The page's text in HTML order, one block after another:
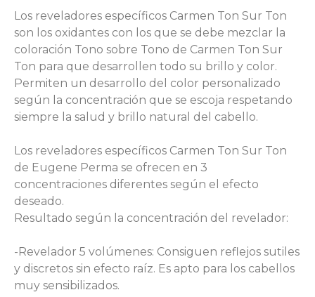
Los reveladores específicos Carmen Ton Sur Ton
son los oxidantes con los que se debe mezclar la
coloración Tono sobre Tono de Carmen Ton Sur
Ton para que desarrollen todo su brillo y color.
Permiten un desarrollo del color personalizado
según la concentración que se escoja respetando
siempre la salud y brillo natural del cabello.
Los reveladores específicos Carmen Ton Sur Ton
de Eugene Perma se ofrecen en 3
concentraciones diferentes según el efecto
deseado.
Resultado según la concentración del revelador:
-Revelador 5 volúmenes: Consiguen reflejos sutiles
y discretos sin efecto raíz. Es apto para los cabellos
muy sensibilizados.